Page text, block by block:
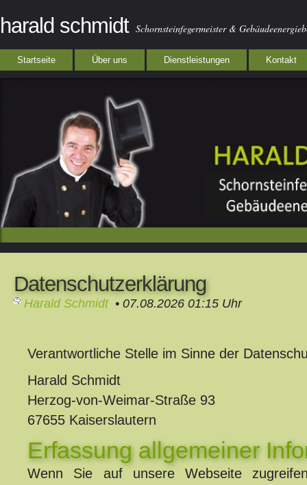
harald schmidt Schornsteinfegermeister &
Startseite Über uns Dienstleistungen Kontakt
Datenschutzerklärung
Harald Schmidt • 07.08.2026 01:15 Uhr
Verantwortliche Stelle im Sinne der
Harald Schmidt
Herzog-von-Weimar-Straße 93
67655 Kaiserslautern
Erfassung allgemeiner
Wenn Sie auf unsere Webseite